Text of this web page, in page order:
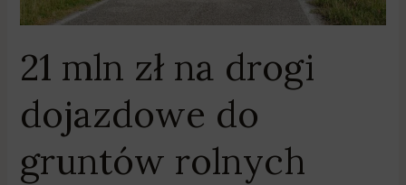
21 mln zł na drogi
dojazdowe do
gruntów rolnych
gruntów